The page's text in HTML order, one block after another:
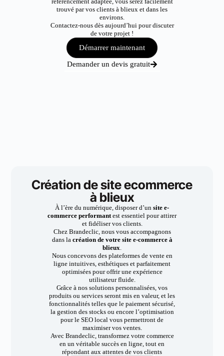
trouvé par vos clients à blieux et dans les
environs.
Contactez-nous dès aujourd’hui pour discuter
de votre projet !
Démarrer maintenant
Demander un devis gratuit
Création de site ecommerce
à blieux
À l’ère du numérique, disposer d’un site e-
commerce performantest essentiel pour attirer
et fidéliser vos clients.
Chez Brandeclic, nous vous accompagnons
dans la création de votre site e-commerce à
blieux.
Nous concevons des plateformes de vente en
ligne intuitives, esthétiques et parfaitement
optimisées pour offrir une expérience
utilisateur fluide.
Grâce à nos solutions personnalisées, vos
produits ou services seront mis en valeur, et les
fonctionnalités telles que le paiement sécurisé,
la gestion des stocks ou encore l’optimisation
pour le SEO local vous permettront de
maximiser vos ventes.
Avec Brandeclic, transformez votre commerce
en un véritable succès en ligne, tout en
répondant aux attentes de vos clients